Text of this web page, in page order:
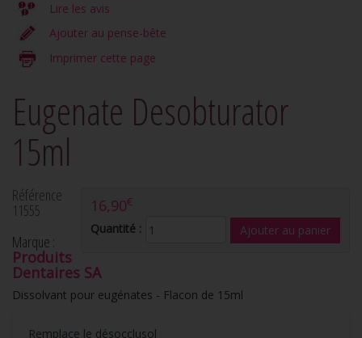
Lire les avis
Ajouter au pense-bête
Imprimer cette page
Eugenate Desobturator
15ml
16,90€
Quantité :
Référence
11555
Marque :
Produits
Dentaires SA
Dissolvant pour eugénates - Flacon de 15ml
Remplace le désocclusol